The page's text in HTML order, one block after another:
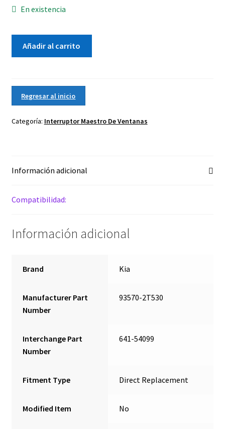
En existencia
Interruptor
Maestro
Añadir al carrito
Regresar al inicio
Categoría: Interruptor Maestro De Ventanas
Información adicional
Compatibilidad:
Información adicional
Brand Kia
Manufacturer Part
Number
93570-2T530
Interchange Part
Number
641-54099
Fitment Type Direct Replacement
Modified Item No